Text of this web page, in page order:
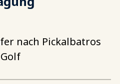
nach Pickalbatros